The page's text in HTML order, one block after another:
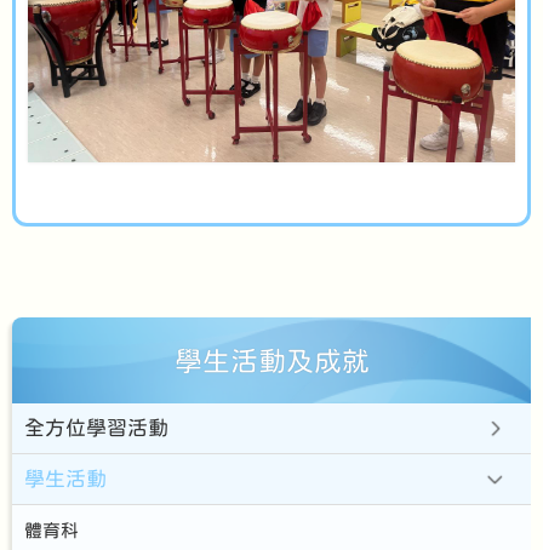
學生活動及成就
全方位學習活動
學生活動
體育科